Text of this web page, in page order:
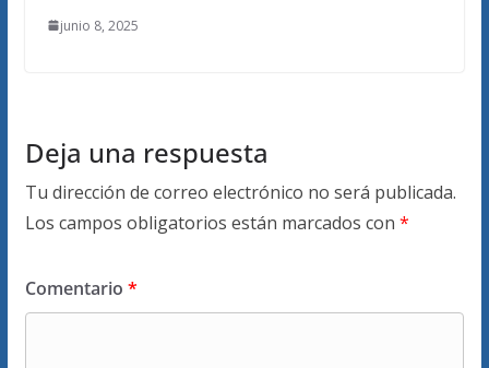
junio 8, 2025
Deja una respuesta
Tu dirección de correo electrónico no será publicada.
Los campos obligatorios están marcados con *
Comentario *